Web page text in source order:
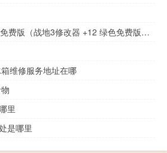
战地3修改器 +12 绿色免费版（战地3修改器 +12 绿色免费版功能简介）
维修服务地址在哪
里
是哪里